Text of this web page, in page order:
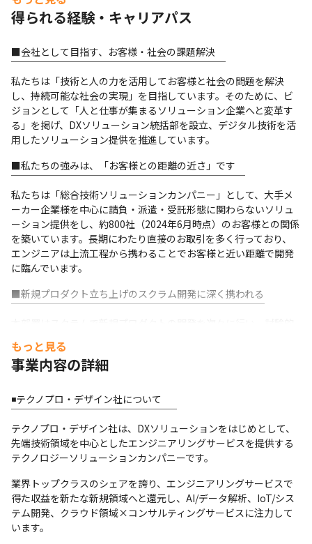
得られる経験・キャリアパス
■会社として目指す、お客様・社会の課題解決
￣￣￣￣￣￣￣￣￣￣￣￣￣￣￣￣￣￣￣￣￣￣
私たちは「技術と人の力を活用してお客様と社会の問題を解決
し、持続可能な社会の実現」を目指しています。そのために、ビ
ジョンとして「人と仕事が集まるソリューション企業へと変革す
る」を掲げ、DXソリューション統括部を設立、デジタル技術を活
用したソリューション提供を推進しています。
■私たちの強みは、「お客様との距離の近さ」です
￣￣￣￣￣￣￣￣￣￣￣￣￣￣￣￣￣￣￣￣￣￣￣￣
私たちは「総合技術ソリューションカンパニー」として、大手メ
ーカー企業様を中心に請負・派遣・受託形態に関わらないソリュ
ーション提供をし、約800社（2024年6月時点）のお客様との関係
を築いています。長期にわたり直接のお取引を多く行っており、
エンジニアは上流工程から携わることでお客様と近い距離で開発
に臨んでいます。
■新規プロダクト立ち上げのスクラム開発に深く携われる
￣￣￣￣￣￣￣￣￣￣￣￣￣￣￣￣￣￣￣￣￣￣￣￣￣￣
います。
て深く携わり、アプリ開発のスキルや考え方を底上げすることが
できる環境です。
■顧客と対等な環境で、自由度＆採用高く仕事に取り組める
￣￣￣￣￣￣￣￣￣￣￣￣￣￣￣￣￣￣￣￣￣￣￣￣￣￣￣
今回のご支援先とは非常にフラットな関係で、社風的に弊社から
のアイデアを積極的に採用頂き、検討~実行までをまるっとお任せ
いただいています。
出勤時は私服OK、残業時間は10h程度（2024年7月時点）と、働
きやすい環境になっています。
もっと見る
事業内容の詳細
◾️テクノプロ・デザイン社について
￣￣￣￣￣￣￣￣￣￣￣￣￣￣￣￣￣
テクノプロ・デザイン社は、DXソリューションをはじめとして、
先端技術領域を中心としたエンジニアリングサービスを提供する
テクノロジーソリューションカンパニーです。
業界トップクラスのシェアを誇り、エンジニアリングサービスで
得た収益を新たな新規領域へと還元し、AI/データ解析、IoT/シス
テム開発、クラウド領域×コンサルティングサービスに注力して
います。